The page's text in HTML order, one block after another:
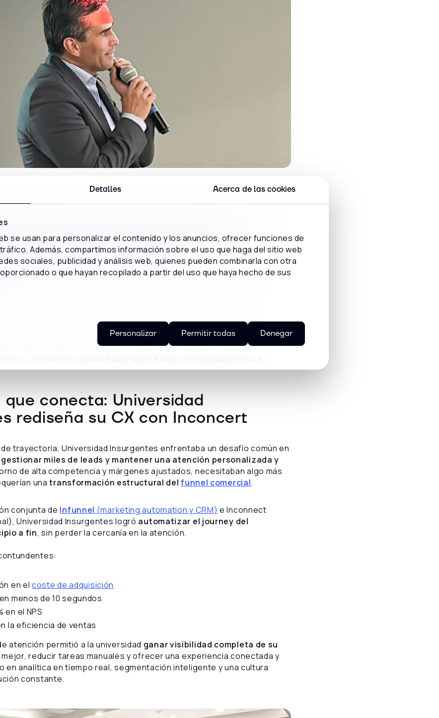
Detalles Acerca de las cookies
se usan para personalizar el contenido y los anuncios, ofrecer funciones de
Además, compartimos información sobre el uso que haga del sitio web
sociales, publicidad y análisis web, quienes pueden combinarla con otra
o que hayan recopilado a partir del uso que haya hecho de sus
Denegar
Personalizar Permitir todas
que la tecnología no tiene sentido si no mejora
generandoimpacto real en sectores tan diversos
y las telecomunicaciones"
, Inconcert demostró cómo su tecnología se adapta a
que conecta: Universidad
rediseña su CX con Inconcert
de trayectoria, Universidad Insurgentes enfrentaba un desafío común en
gestionar miles de leads y mantener una atención personalizada y
de alta competencia y márgenes ajustados, necesitaban algo más
unatransformación estructural delfunnel comercial.
conjunta de Infunnel (marketing automation y CRM) e Inconnect
Universidad Insurgentes logró automatizar el journey del
a fin, sin perder la cercanía en la atención.
en elcoste de adquisición
menos de 10 segundos
en el NPS
la eficiencia de ventas
atención permitió a la universidad ganar visibilidad completa de su
reducir tareas manuales y ofrecer una experiencia conectada y
en analítica en tiempo real, segmentación inteligente y una cultura
constante.